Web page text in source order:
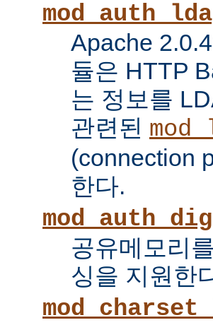
Apache
듈은 HTTP
는 정보를
관련된
(connection
한다.
공유메모리
싱을 지원한